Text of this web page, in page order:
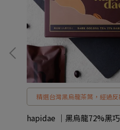
精選台灣黑烏龍茶葉，經過
黑巧克力，茶香與巧克力甜
口都是小小驚喜。 小巧精緻
物、自用小確幸
hapidae ｜黑烏龍72%黑